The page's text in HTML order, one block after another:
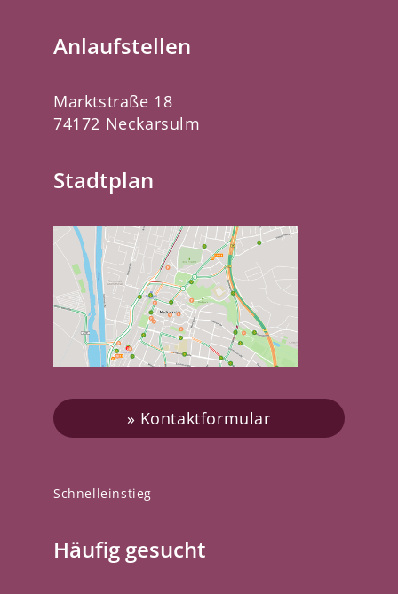
Schnelleinstieg
Häufig gesucht
Anlaufstellen
Marktstraße 18
74172 Neckarsulm
Stadtplan
Kontaktformular